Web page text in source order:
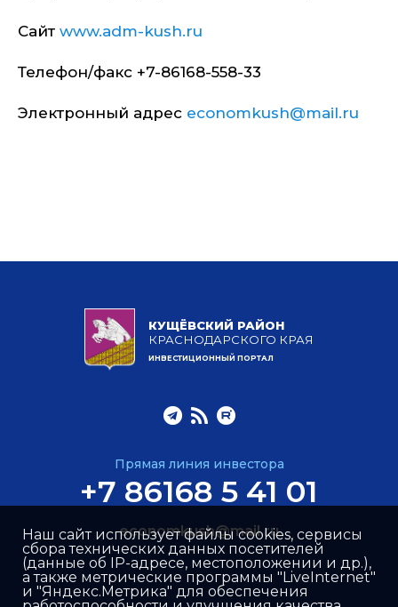
Сайт www.adm-kush.ru
Телефон/факс +7-86168-558-33
Электронный адрес economkush@mail.ru
КУЩЁВСКИЙ РАЙОН
КРАСНОДАРСКОГО КРАЯ
ИНВЕСТИЦИОННЫЙ ПОРТАЛ
Прямая линия инвестора
+7 86168 5 41 01
economkush@mail.ru
Наш сайт использует файлы cookies, сервисы
сбора технических данных посетителей
(данные об IP-адресе, местоположении и др.),
а также метрические программы "LiveInternet"
и "Яндекс.Метрика" для обеспечения